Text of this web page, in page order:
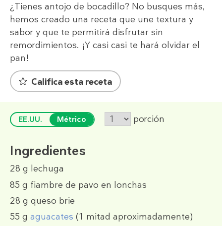
¿Tienes antojo de bocadillo? No busques más,
hemos creado una receta que une textura y
sabor y que te permitirá disfrutar sin
remordimientos. ¡Y casi casi te hará olvidar el
pan!
Califica esta receta
EE.UU. Métrico porción
Ingredientes
28 g lechuga
85 g fiambre de pavo en lonchas
28 g queso brie
55 g aguacates (1 mitad aproximadamente)